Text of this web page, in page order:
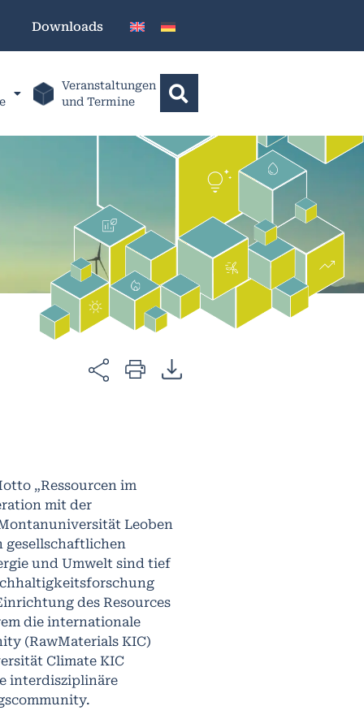
Downloads
Veranstaltungen
und Termine
„Ressourcen im
mit der
Leoben
gesellschaftlichen
und Umwelt sind tief
des Resources
die internationale
(RawMaterials KIC)
Climate KIC
interdisziplinäre